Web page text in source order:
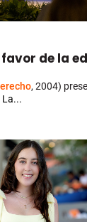
de la
, 2004)
La...